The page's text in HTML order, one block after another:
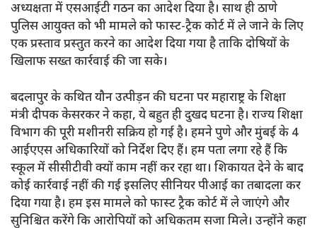
अध्यक्षता में एसआईटी गठन का आदेश दिया है। साथ ही ठाणे
पुलिस आयुक्त को भी मामले को फास्ट-ट्रैक कोर्ट में ले जाने के लिए
एक प्रस्ताव प्रस्तुत करने का आदेश दिया गया है ताकि दोषियों के
खिलाफ सख्त कार्रवाई की जा सके।
बदलापुर के कथित यौन उत्पीड़न की घटना पर महाराष्ट्र के शिक्षा
मंत्री दीपक केसरकर ने कहा, ये बहुत ही दुखद घटना है। राज्य शिक्षा
विभाग की पूरी मशीनरी सक्रिय हो गई है। हमने पुणे और मुंबई के 4
आईएएस अधिकारियों को निर्देश दिए हैं। हम पता लगा रहे हैं कि
स्कूल में सीसीटीवी क्यों काम नहीं कर रहा था। शिकायत देने के बाद
कोई कार्रवाई नहीं की गई इसलिए सीनियर पीआई का तबादला कर
दिया गया है। हम इस मामले को फास्ट ट्रैक कोर्ट में ले जाएंगे और
सुनिश्चित करेंगे कि आरोपियों को अधिकतम सजा मिले। उन्होंने कहा